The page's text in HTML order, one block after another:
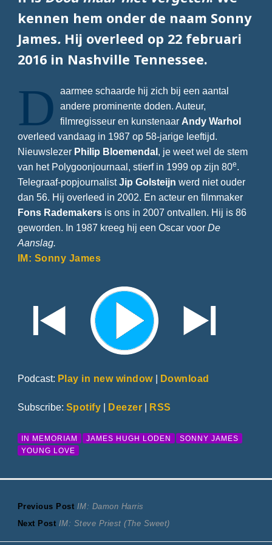
kennen hem onder de naam Sonny
James. Hij overleed op 22 februari
2016 in Nashville Tennessee.
D
aarmee schaarde hij zich bij een aantal
andere prominente doden. Auteur,
filmregisseur en kunstenaar Andy Warhol
overleed vandaag in 1987 op 58-jarige leeftijd.
Nieuwslezer Philip Bloemendal, je weet wel de stem
van het Polygoonjournaal, stierf in 1999 op zijn 80e.
Telegraaf-popjournalistJip Golsteijn werd niet ouder
dan 56. Hij overleed in 2002. En acteur en filmmaker
Fons Rademakersis ons in 2007 ontvallen. Hij is 86
geworden. In 1987 kreeg hij een Oscar voor De
Aanslag.
IM: Sonny James
Podcast: Play in new window| Download
Subscribe: Spotify | Deezer | RSS
IN MEMORIAM JAMES HUGH LODEN
SONNY JAMES
YOUNG LOVE
Bericht
Previous Post Previous
post:
IM: Damon Harris
Next Post Next
post:
IM: Steve Priest (The Sweet)